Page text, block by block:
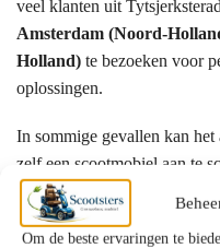
Om de beste ervaringen te
veel klanten uit
Amsterdam (Noord-
Holland) te bezoeken voor
oplossingen.
In sommige gevallen kan
zelf een scootmobiel aan te
Hoe vraagt u